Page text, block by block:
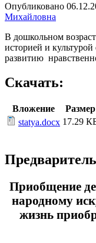
Опубликовано
Михайловна
В дошкольном
историей и
развитию
Скачать:
Вложение
Размер
statya.docx 17.29
Приобщение
народному
жизнь